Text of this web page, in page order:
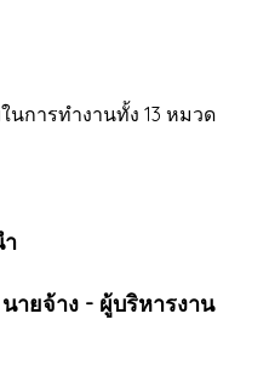
นการทำงานทั้ง 13 หมวด
จ้าง - ผู้บริหารงาน